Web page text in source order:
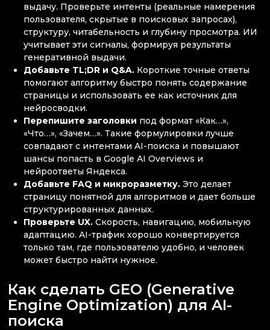
выдачу. Проверьте интенты (реальные намерения
пользователя, скрытые в поисковых запросах),
структуру, читабельность и глубину просмотра. ИИ
учитывает эти сигналы, формируя результаты
генеративной выдачи.
Добавьте TL;DR и Q&A. Короткие точные ответы
помогают алгоритму быстро понять содержание
страницы и использовать ее как источник для
нейросводки.
Перепишите заголовки под формат «Как…»,
«Что…», «Зачем…». Такие формулировки лучше
совпадают с интентами AI-поиска и повышают
шансы попасть в Google AI Overviews и
нейроответы Яндекса.
Добавьте FAQ и микроразметку. Это делает
страницу понятной для алгоритмов и дает больше
структурированных данных.
Проверьте UX. Скорость, навигацию, мобильную
адаптацию. AI-трафик хорошо конвертируется
только там, где пользователю удобно, и человек
может быстро найти нужное.
Как сделать GEO (Generative
Engine Optimization) для AI-
поиска